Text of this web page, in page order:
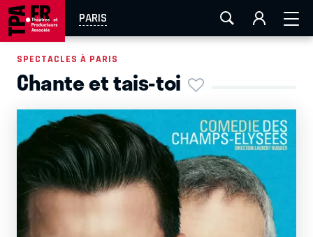
PARIS
AIX-MARSEILLE LA ROCHELLE
EN TOURNÉE
SPECTACLES À PARIS
Chante et tais-toi